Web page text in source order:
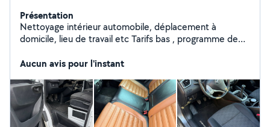
Présentation
Nettoyage intérieur automobile, déplacement à
domicile, lieu de travail etc Tarifs bas , programme de
demande du client.
Aucun avis pour l'instant